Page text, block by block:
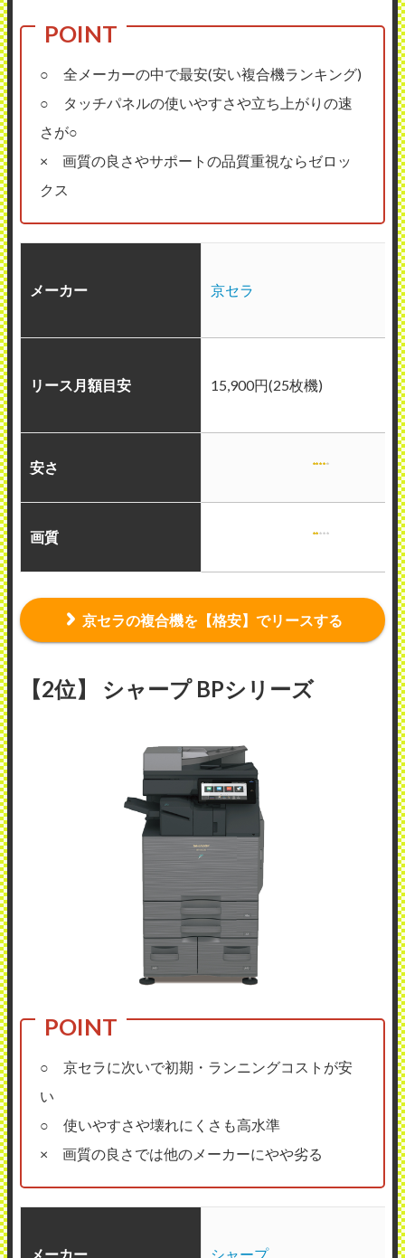
○ 全メーカーの中で最安(安い複合機ランキング)
○ タッチパネルの使いやすさや立ち上がりの速
さが○
× 画質の良さやサポートの品質重視ならゼロッ
クス
メーカー 京セラ
リース月額目安 15,900円(25枚機)
安さ
画質
京セラの複合機を【格安】でリースする
【2位】 シャープ BPシリーズ
○ 京セラに次いで初期・ランニングコストが安
い
○ 使いやすさや壊れにくさも高水準
× 画質の良さでは他のメーカーにやや劣る
メーカー シャープ